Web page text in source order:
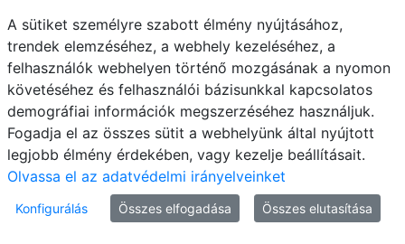
Médiaközpont
Informatikai Igazgatóság
Adatvédelem
© MATE 2021
A sütiket személyre szabott élmény nyújtásához,
trendek elemzéséhez, a webhely kezeléséhez, a
felhasználók webhelyen történő mozgásának a nyomon
követéséhez és felhasználói bázisunkkal kapcsolatos
demográfiai információk megszerzéséhez használjuk.
Fogadja el az összes sütit a webhelyünk által nyújtott
legjobb élmény érdekében, vagy kezelje beállításait.
Olvassa el az adatvédelmi irányelveinket
Konfigurálás Összes elfogadása Összes elutasítása